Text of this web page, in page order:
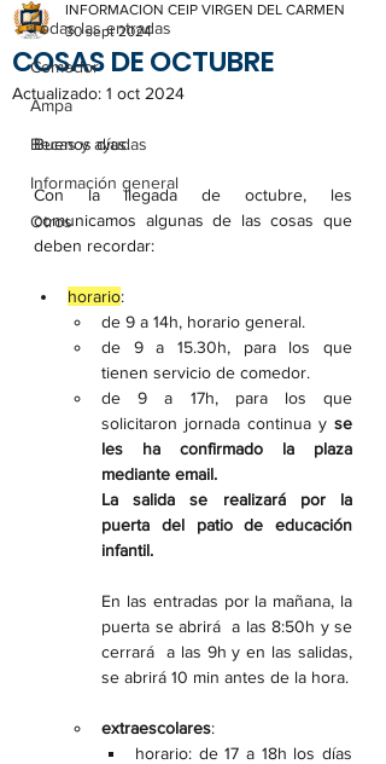
Todas las entradas
Comedor
Ampa
Becas y ayudas
Información general
Otros
COSAS DE OCTUBRE
INFORMACION CEIP VIRGEN DEL CARMEN
30 sept 2024
Actualizado: 1 oct 2024
Buenos días.
Con la llegada de octubre, les
comunicamos algunas de las cosas que
deben recordar:
horario:
de 9 a 14h, horario general.
de 9 a 15.30h, para los que
tienen servicio de comedor.
de 9 a 17h, para los que
solicitaron jornada continua y se
les ha confirmado la plaza
mediante email.
La salida se realizará por la
puerta del patio de educación
infantil.
En las entradas por la mañana, la
puerta se abrirá  a las 8:50h y se
cerrará  a las 9h y en las salidas,
se abrirá 10 min antes de la hora.
extraescolares:
horario: de 17 a 18h los días